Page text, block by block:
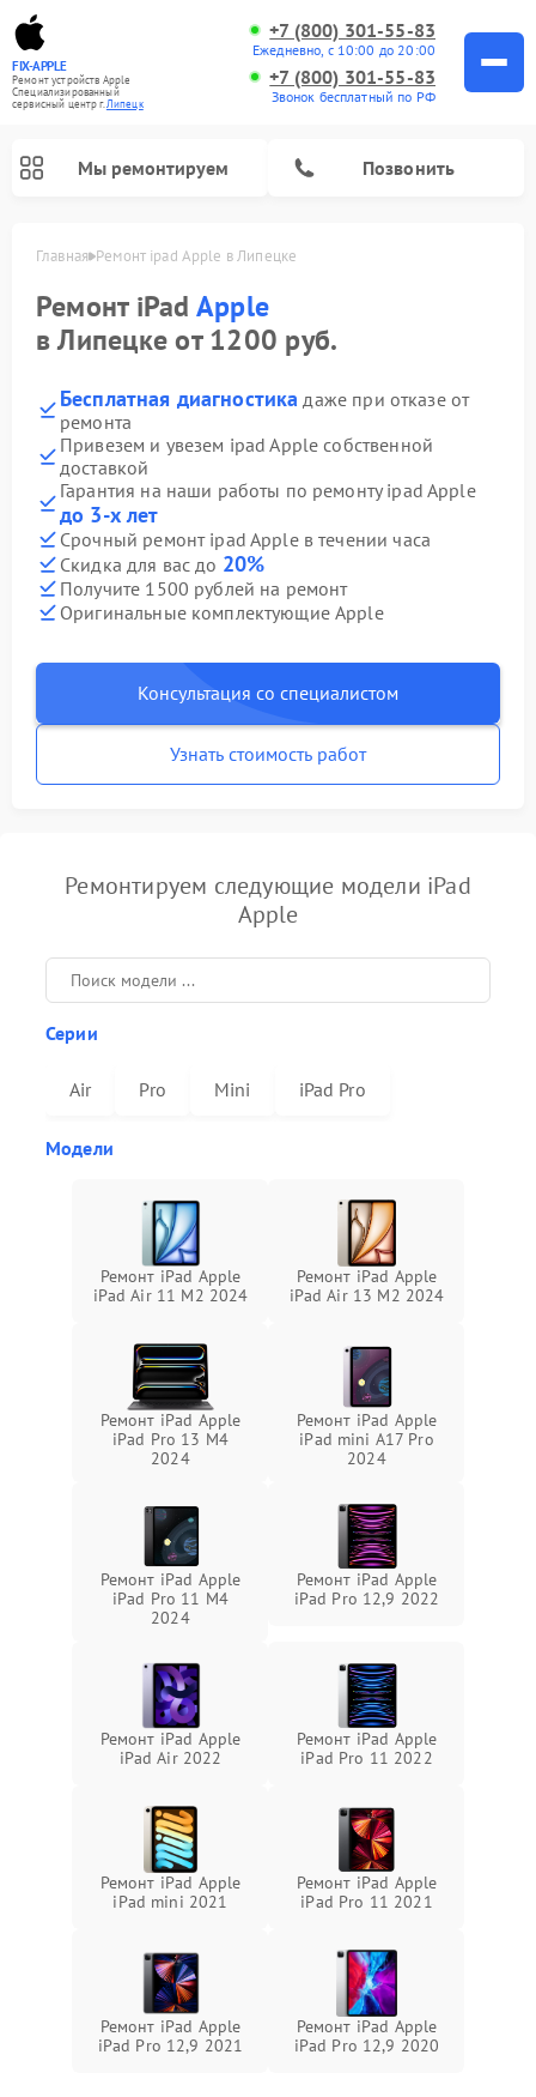
FIX-APPLE
Ремонт устройств Apple
Специализированный
cервисный центр г.Липецк
+7 (800) 301-55-83
Ежедневно, с 10:00 до 20:00
+7 (800) 301-55-83
Звонок бесплатный по РФ
Мы ремонтируем Позвонить
Главная Ремонт ipad Apple в Липецке
Ремонт iPad Apple
в Липецке от 1200 руб.
Бесплатная диагностика даже при отказе от
ремонта
Привезем и увезем ipad Apple собственной
доставкой
Гарантия на наши работы по ремонту ipad Apple
до 3-х лет
Срочный ремонт ipad Apple в течении часа
Скидка для вас до 20%
Получите 1500 рублей на ремонт
Оригинальные комплектующие Apple
Консультация со специалистом
Узнать стоимость работ
Ремонтируем следующие модели iPad
Apple
Серии
Air Pro Mini iPad Pro
Модели
Ремонт iPad Apple
iPad Air 11 M2 2024
Ремонт iPad Apple
iPad Air 13 M2 2024
Ремонт iPad Apple
iPad Pro 13 M4
2024
Ремонт iPad Apple
iPad mini A17 Pro
2024
Ремонт iPad Apple
iPad Pro 11 M4
2024
Ремонт iPad Apple
iPad Pro 12,9 2022
Ремонт iPad Apple
iPad Air 2022
Ремонт iPad Apple
iPad Pro 11 2022
Ремонт iPad Apple
iPad mini 2021
Ремонт iPad Apple
iPad Pro 11 2021
Ремонт iPad Apple
iPad Pro 12,9 2021
Ремонт iPad Apple
iPad Pro 12,9 2020